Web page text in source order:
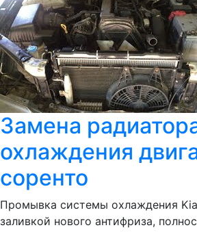
Замена
охлаждения
соренто
Промывка системы охлаждения
заливкой нового антифриза,